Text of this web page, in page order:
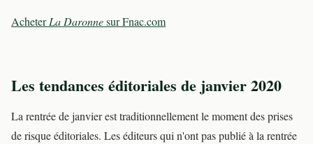
AcheterLa Daronnesur Fnac.com
Les tendances éditoriales de janvier 2020
La rentrée de janvier est traditionnellement le moment des prises
de risque éditoriales. Les éditeurs qui n'ont pas publié à la rentrée